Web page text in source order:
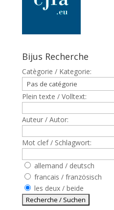
Bijus Recherche
Catègorie / Kategorie:
Plein texte / Volltext:
Auteur / Autor:
Mot clef / Schlagwort:
allemand / deutsch
francais / französisch
les deux / beide